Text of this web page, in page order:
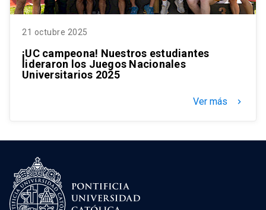
21 octubre 2025
¡UC campeona! Nuestros estudiantes
lideraron los Juegos Nacionales
Universitarios 2025
Ver más keyboard_arrow_right